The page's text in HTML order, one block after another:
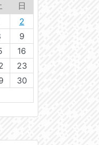
日
2
9
16
23
30